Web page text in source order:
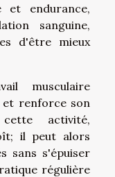
endurance,
sanguine,
d'être mieux
musculaire
renforce son
activité,
il peut alors
sans s'épuiser
régulière